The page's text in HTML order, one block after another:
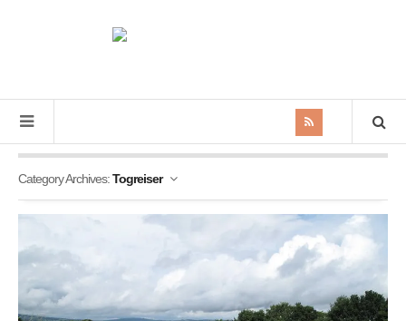
Category Archives:Togreiser